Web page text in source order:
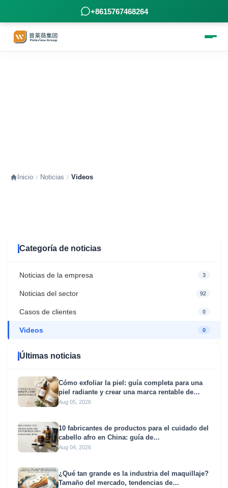
+8615767468264
Inicio Noticias Videos
Categoría de noticias
Noticias de la empresa 3
Noticias del sector 92
Casos de clientes 0
Videos 0
Últimas noticias
Cómo exfoliar la piel: guía completa para una
piel radiante y crear una marca rentable de
exfoliación
Aug 05, 2026
10 fabricantes de productos para el cuidado del
cabello afro en China: guía de
aprovisionamiento para marcas globales
Aug 04, 2026
¿Qué tan grande es la industria del maquillaje?
Tamaño del mercado, tendencias de